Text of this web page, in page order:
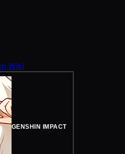
Wiki
GENSHIN IMPACT